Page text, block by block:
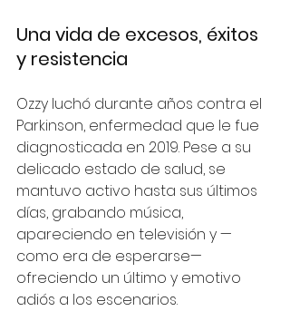
Una vida de excesos, éxitos
y resistencia
Ozzy luchó durante años contra el
Parkinson, enfermedad que le fue
diagnosticada en 2019. Pese a su
delicado estado de salud, se
mantuvo activo hasta sus últimos
días, grabando música,
apareciendo en televisión y —
como era de esperarse—
ofreciendo un último y emotivo
adiós a los escenarios.